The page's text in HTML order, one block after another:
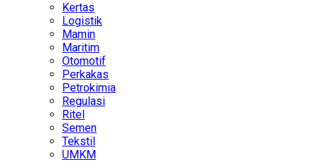
Kertas
Logistik
Mamin
Maritim
Otomotif
Perkakas
Petrokimia
Regulasi
Ritel
Semen
Tekstil
UMKM